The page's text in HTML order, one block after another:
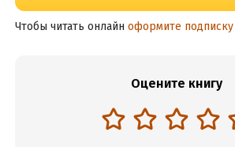
Чтобы читать онлайн оформите подписку
Оцените книгу